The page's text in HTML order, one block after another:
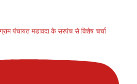
पंचायत मडावदा के सरपंच से विशेष चर्चा